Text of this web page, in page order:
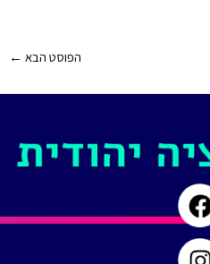
הפוסט הבא ←